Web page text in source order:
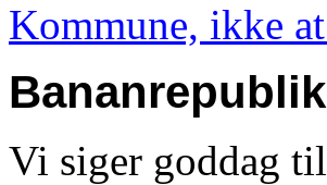
Kommune, ikke
Vi siger goddag